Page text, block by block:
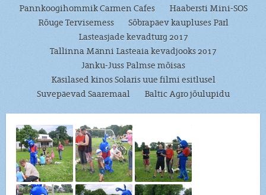
Pannkoogihommik Carmen Cafes
Haabersti Mini-SOS
Rõuge Tervisemess
Sõbrapäev kaupluses Pärl
Lasteasjade kevadturg 2017
Tallinna Männi Lasteaia kevadjooks 2017
Jänku-Juss Palmse mõisas
Käsilased kinos Solaris uue filmi esitlusel
Suvepäevad Saaremaal
Baltic Agro jõulupidu